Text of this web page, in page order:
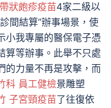
狀皰疹疫苗4家二級以
間結算”辦事場景，使
小我專屬的醫保電子憑
算等辦事。此舉不只處
的力量不再是攻擊，而
科 員工健檢景雕塑
子宮頸疫苗了往復依